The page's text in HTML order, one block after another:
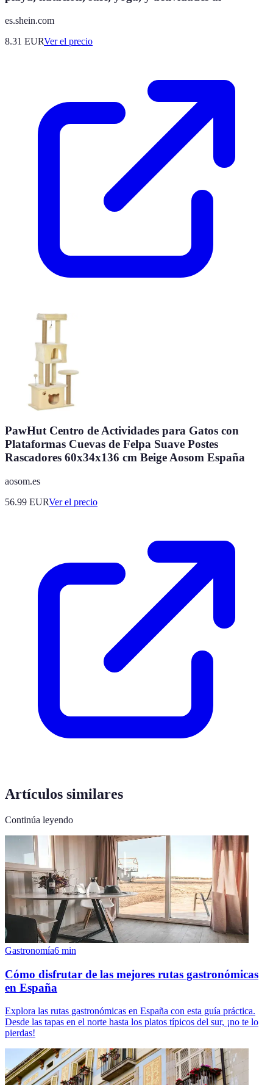
es.shein.com
8.31 EURVer el precio
PawHut Centro de Actividades para Gatos con
Plataformas Cuevas de Felpa Suave Postes
Rascadores 60x34x136 cm Beige Aosom España
aosom.es
56.99 EURVer el precio
Artículos similares
Continúa leyendo
Gastronomía6 min
Cómo disfrutar de las mejores rutas gastronómicas
en España
Explora las rutas gastronómicas en España con esta guía práctica.
Desde las tapas en el norte hasta los platos típicos del sur, ¡no te lo
pierdas!